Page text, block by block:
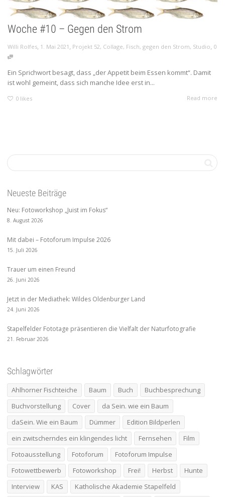
Woche #10 – Gegen den Strom
Willi Rolfes, 1. Mai 2021 , Projekt 52, Collage, Fisch, gegen den Strom, Studio, 0
Ein Sprichwort besagt, dass „der Appetit beim Essen kommt“. Damit
ist wohl gemeint, dass sich manche Idee erst in...
0 likes Read more
Neueste Beiträge
Neu: Fotoworkshop „Juist im Fokus“
8. August 2026
Mit dabei – Fotoforum Impulse 2026
15. Juli 2026
Trauer um einen Freund
26. Juni 2026
Jetzt in der Mediathek: Wildes Oldenburger Land
24. Juni 2026
Stapelfelder Fototage präsentieren die Vielfalt der Naturfotografie
21. Februar 2026
Schlagwörter
Ahlhorner Fischteiche Baum Buch
Buchbesprechung
Buchvorstellung
Cover
da Sein. wie ein Baum
daSein. Wie ein Baum
Dümmer
Edition Bildperlen
ein zwitscherndes ein klingendes licht
Fernsehen
Film
Fotoausstellung
Fotoforum
Fotoforum Impulse
Fotowettbewerb
Fotoworkshop Frei! Herbst
Hunte
Interview
KAS
Katholische Akademie Stapelfeld